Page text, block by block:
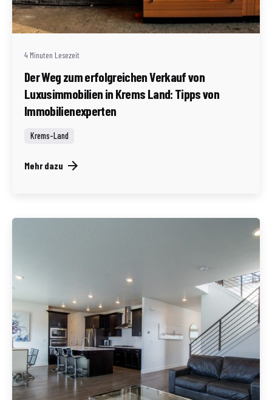
Redaktion Immofragen Bezirk: Krems an der Donau
(AT)
4 Minuten Lesezeit
Der Weg zum erfolgreichen Verkauf von
Luxusimmobilien in Krems Land: Tipps von
Immobilienexperten
Krems-Land
Mehr dazu